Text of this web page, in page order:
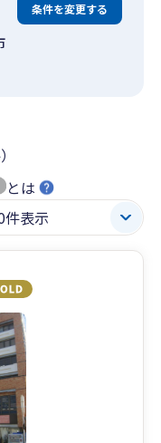
条件を変更する
とは